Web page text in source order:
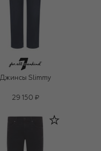
Джинсы Slimmy
29 150 ₽